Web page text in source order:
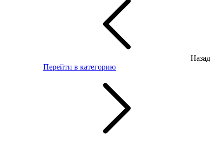
Назад
Перейти в категорию